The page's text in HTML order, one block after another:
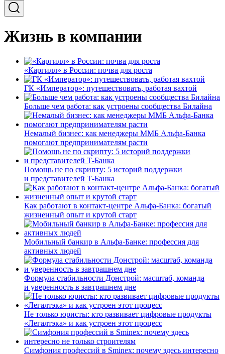
Жизнь в компании
«Каргилл» в России: почва для роста
ГК «Император»: путешествовать, работая вахтой
Больше чем работа: как устроены сообщества Билайна
Немалый бизнес: как менеджеры ММБ Альфа-Банка
помогают предпринимателям расти
Помощь не по скрипту: 5 историй поддержки
и представителей Т-Банка
Как работают в контакт-центре Альфа-Банка: богатый
жизненный опыт и крутой старт
Мобильный банкир в Альфа-Банке: профессия для
активных людей
Формула стабильности Донстрой: масштаб, команда
и уверенность в завтрашнем дне
Не только юристы: кто развивает цифровые продукты
«Легалтэка» и как устроен этот процесс
Симфония профессий в Sminex: почему здесь интересно